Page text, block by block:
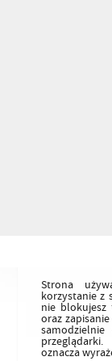
Strona
korzystanie z
nie blokujesz
oraz
samodzielnie
oznacza